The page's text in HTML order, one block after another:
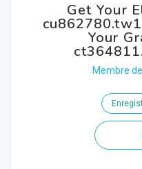
Get Your
Your
Membre